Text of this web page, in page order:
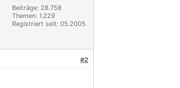
Beiträge: 28.758
Themen: 1.229
Registriert seit: 05.2005
#2